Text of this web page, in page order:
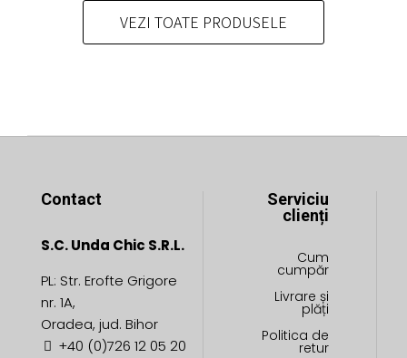
pot
alese
VEZI TOATE PRODUSELE
Contact
S.C. Unda Chic S.R.L.
PL: Str. Erofte Grigore
nr. 1A,
Oradea, jud. Bihor
+40 (0)726 12 05 20
Serviciu
clienți
Cum
cumpăr
Livrare și
plăți
Politica de
retur